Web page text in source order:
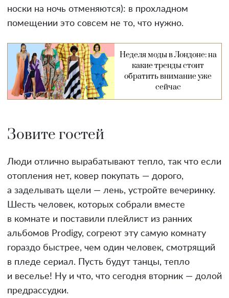
носки на ночь отменяются): в прохладном
помещении это совсем не то, что нужно.
Неделя моды в Лондоне: на
какие тренды стоит
обратить внимание уже
сейчас
Зовите гостей
Люди отлично вырабатывают тепло, так что если
отопления нет, ковер покупать — дорого,
а заделывать щели — лень, устройте вечеринку.
Шесть человек, которых собрали вместе
в комнате и поставили плейлист из ранних
альбомов Prodigy, согреют эту самую комнату
гораздо быстрее, чем один человек, смотрящий
в пледе сериал. Пусть будут танцы, тепло
и веселье! Ну и что, что сегодня вторник — долой
предрассудки.